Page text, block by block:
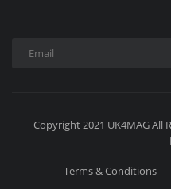
Copyright 2021 UK4MAG All
Terms & Conditions